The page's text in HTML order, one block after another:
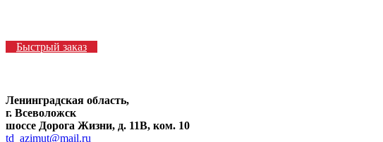
Быстрый заказ
Ленинградская область,
г. Всеволожск
шоссе Дорога Жизни, д. 11В, ком. 10
td_azimut@mail.ru